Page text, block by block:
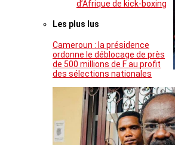
d’Afrique de kick-boxing
Les plus lus
Cameroun : la présidence
ordonne le déblocage de près
de 500 millions de F au profit
des sélections nationales